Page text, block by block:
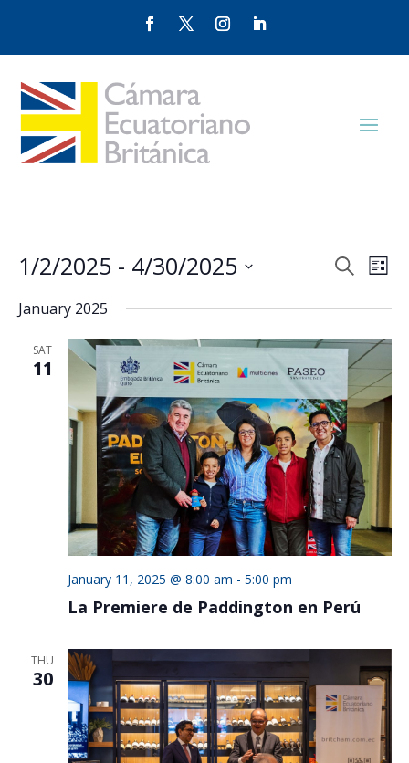
Events
and
Views
Search
List
1/2/2025 - 4/30/2025
date.
January 2025
SAT
11
January 11, 2025 @ 8:00 am - 5:00 pm
La Premiere de Paddington en Perú
THU
30